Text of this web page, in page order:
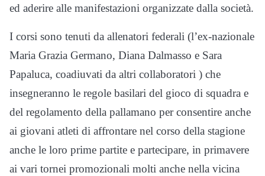
ed aderire alle manifestazioni organizzate dalla società.
I corsi sono tenuti da allenatori federali (l’ex-nazionale
Maria Grazia Germano, Diana Dalmasso e Sara
Papaluca, coadiuvati da altri collaboratori ) che
insegneranno le regole basilari del gioco di squadra e
del regolamento della pallamano per consentire anche
ai giovani atleti di affrontare nel corso della stagione
anche le loro prime partite e partecipare, in primavere
ai vari tornei promozionali molti anche nella vicina